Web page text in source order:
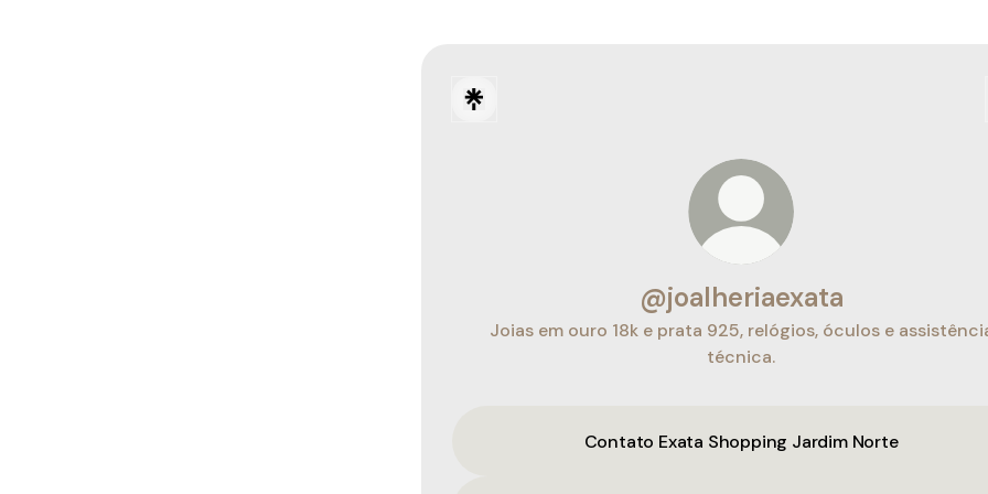
@joalheriaexata
Joias em ouro 18k e prata 925, relógios, óculos e
técnica.
Contato Exata Shopping Jardim Norte